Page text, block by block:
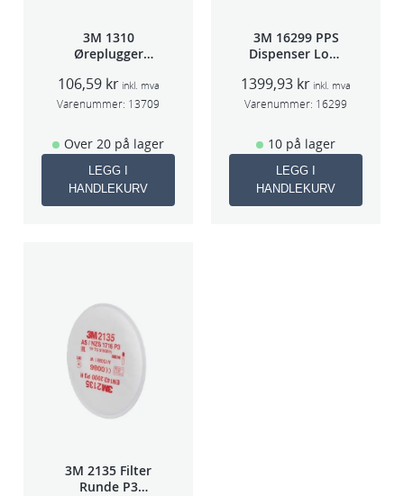
3M 1310
Øreplugger
106,59 kr inkl. mva
Varenummer: 13709
Over 20 på lager
LEGG I
HANDLEKURV
3M 16299 PPS
Dispenser Lokk
Midi)
1399,93 kr inkl. mva
Varenummer: 16299
10 på lager
LEGG I
HANDLEKURV
3M 2135 Filter
Runde P3